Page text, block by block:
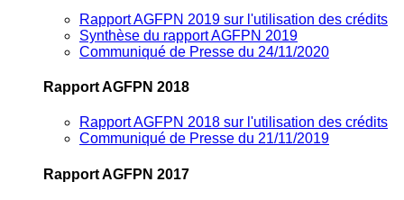
Rapport AGFPN 2019 sur l'utilisation des crédits
Synthèse du rapport AGFPN 2019
Communiqué de Presse du 24/11/2020
Rapport AGFPN 2018
Rapport AGFPN 2018 sur l'utilisation des crédits
Communiqué de Presse du 21/11/2019
Rapport AGFPN 2017